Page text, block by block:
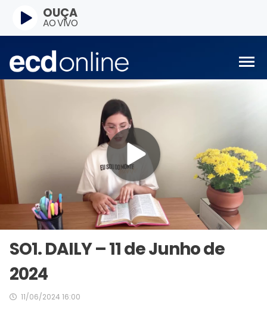
OUÇA
AO VIVO
SO1. DAILY – 11 de Junho de
2024
11/06/2024 16:00